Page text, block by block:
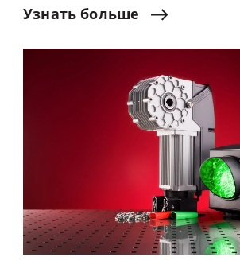
Узнать больше